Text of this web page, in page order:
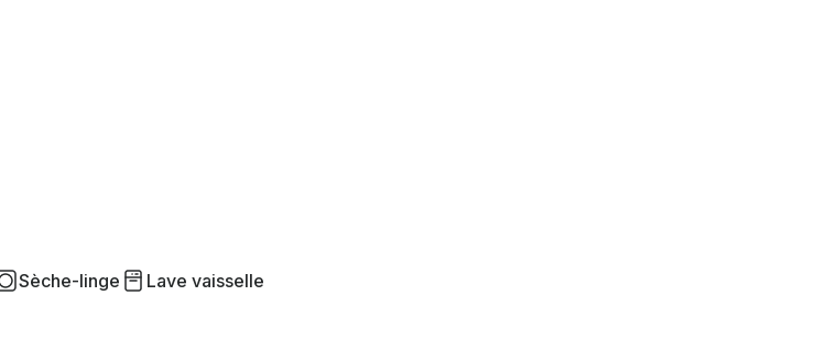
Sèche-linge
Lave vaisselle